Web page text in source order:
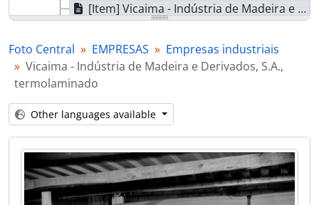
[Item] Vicaima - Indústria de Madeira e Derivados, S.A., termolaminado
[Item] Vicaima - Indústria de Madeira e Derivados, S.A., termolaminado
[Item] Uniagri
[Item] Uniagri
[Item] Uniagri
[Item] Uniagri
[Item] Uniagri
[Item] Uniagri
[Item] Pedral, Pedreiras do Castro de Cambra, S.A.
[Item] Pedral, Pedreiras do Castro de Cambra, S.A.
[Item] Pedral, Pedreiras do Castro de Cambra, S.A.
Foto Central EMPRESAS
Empresas industriais
Vicaima - Indústria de Madeira e Derivados, S.A.,
termolaminado
Other languages available